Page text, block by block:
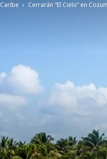
Caribe Cerrarán “El Cielo” en